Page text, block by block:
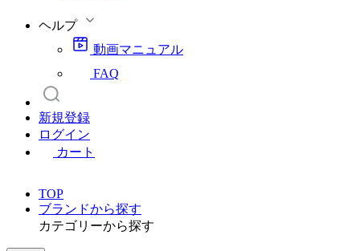
ヘルプ
動画マニュアル
FAQ
新規登録
ログイン
カート
TOP
ブランドから探す
カテゴリーから探す